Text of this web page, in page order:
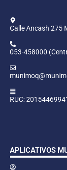
Calle Ancash 275
053-458000
RUC:
APLICATIVOS